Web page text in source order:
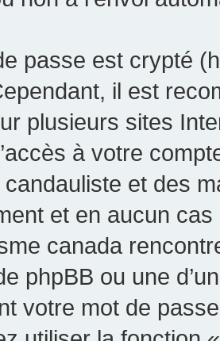
passe est crypté
il est
plusieurs sites
à votre
et des
et en aucun
canada
phpBB ou une
votre mot de